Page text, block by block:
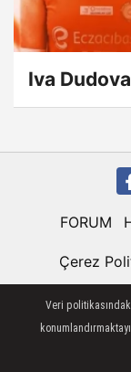
Iva
FORUM
Çerez
Veri